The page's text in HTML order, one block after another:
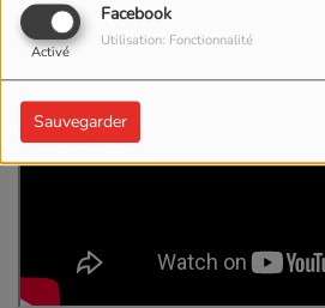
Facebook
Activé
Utilisation: Fonctionnalité
Sauvegarder